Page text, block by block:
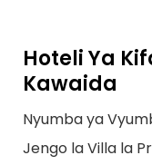
Hoteli Ya
Kawaida
Nyumba ya
Jengo la Villa la